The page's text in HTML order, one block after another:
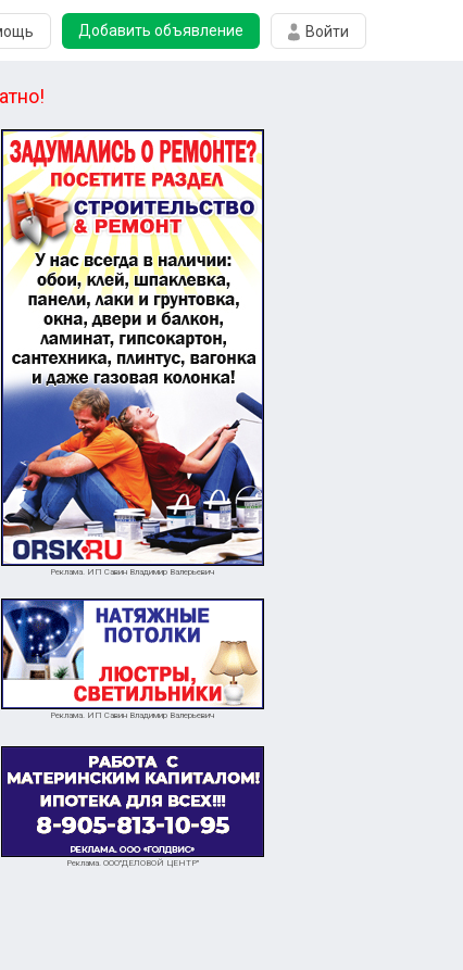
Добавить объявление Войти
Реклама. ИП Савин Владимир Валерьевич
Реклама. ИП Савин Владимир Валерьевич
Реклама. ООО"ДЕЛОВОЙ ЦЕНТР"